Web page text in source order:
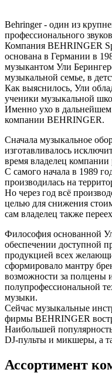
Behringer - один из
профессионального
Компания BEHRINGER
основана в Германии в
музыкантом Ули
музыкальной семье, в
Как выяснилось, Ули
ученики музыкальной
Именно ухо в
компании BEHRINGER.
Сначала музыкальное
изготавливалось
время владелец
С самого начала в 1989
производилась на
Но через год всё
целью для снижения
сам владелец также
Философия основанной
обеспечении доступной
продукцией всех
сформировало мантру
возможности за полцены
полупрофессиональной
музыки.
Сейчас музыкальные
фирмы BEHRINGER
Наибольшей
DJ-пульты и микшеры, а
Ассортимент